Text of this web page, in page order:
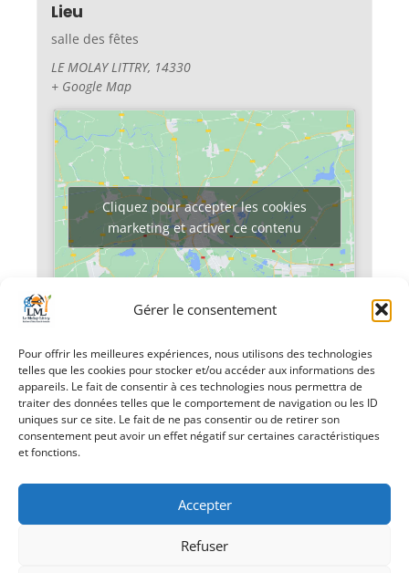
Gérer le consentement
Pour offrir les meilleures expériences, nous utilisons des technologies
telles que les cookies pour stocker et/ou accéder aux informations des
appareils. Le fait de consentir à ces technologies nous permettra de
traiter des données telles que le comportement de navigation ou les ID
uniques sur ce site. Le fait de ne pas consentir ou de retirer son
consentement peut avoir un effet négatif sur certaines caractéristiques
et fonctions.
Accepter
Refuser
Lieu
salle des fêtes
LE MOLAY LITTRY, 14330
+ Google Map
Cliquez pour accepter les cookies
marketing et activer ce contenu
«Cinéma 2ème
séance
Déjeuner dansant
»
Création Androme Informatique